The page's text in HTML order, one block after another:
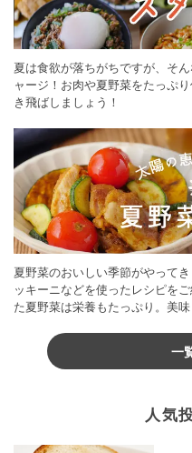
夏は食欲が落ちがちですが、そ
ャージ！お肉や夏野菜をたっぷ
き飛ばしましょう！
夏野菜のおいしい季節がやって
ッキーニなどを使ったレシピを
た夏野菜は栄養もたっぷり。美
一
人気